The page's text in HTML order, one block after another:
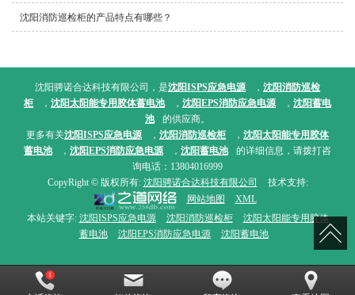
沈阳消防巡检柜的产品特点有哪些？
沈阳骋诺合达科技有限公司，是沈阳ISPS应急电源 ， 沈阳消防巡检
柜
， 沈阳太阳能专用胶体蓄电池 ， 沈阳EPS消防应急电源 ， 沈阳蓄电
池
的供应商。
更多有关沈阳ISPS应急电源 ， 沈阳消防巡检柜 ， 沈阳太阳能专用胶体
蓄电池
， 沈阳EPS消防应急电源 ， 沈阳蓄电池
的详细信息，请拨打咨
询电话：13804016999
CopyRight © 版权所有: 沈阳骋诺合达科技有限公司
技术支持:
网站地图
XML
本站关键字: 沈阳ISPS应急电源 沈阳消防巡检柜
沈阳太阳能专用胶体
蓄电池
沈阳EPS消防应急电源 沈阳蓄电池